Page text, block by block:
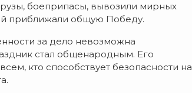
боеприпасы, вывозили мирных
приближали общую Победу.
за дело невозможна
стал общенародным. Его
кто способствует безопасности на